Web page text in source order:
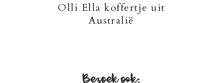
Olli Ella koffertje uit
Australië